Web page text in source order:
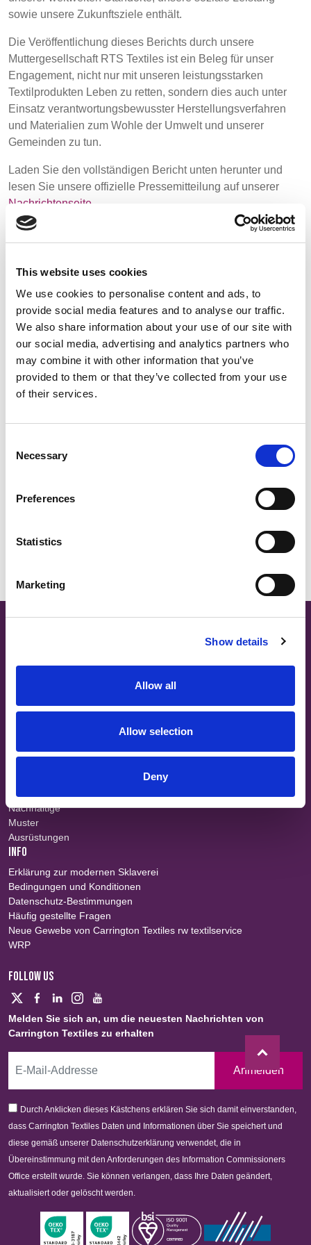
This website uses cookies
We use cookies to personalise content and ads, to
provide social media features and to analyse our traffic.
We also share information about your use of our site with
our social media, advertising and analytics partners who
may combine it with other information that you’ve
provided to them or that they’ve collected from your use
of their services.
Selection
Necessary
Preferences
Statistics
Marketing
Show details
Allow all
Allow selection
Deny
Veranstaltungen
Contact
Erweiterte Suche
Einloggen
Anmelden
(1)
SLOVAKIA
LATVIA
FINNLAND
FRANCE, ITALY,
MOROCCO,
PORTUGAL, SPAIN
& TUNISIA
AUSTRIA &
SWITZERLAND
SLOVENIA
BELGIUM,
DENMARK,
ICELAND,
UK, NORTHERN
IRELAND &
REPUBLIC OF
sowie unsere Zukunftsziele enthält.
Die Veröffentlichung dieses Berichts durch unsere
Muttergesellschaft RTS Textiles ist ein Beleg für unser
Engagement, nicht nur mit unseren leistungsstarken
Textilprodukten Leben zu retten, sondern dies auch unter
Einsatz verantwortungsbewusster Herstellungsverfahren
und Materialien zum Wohle der Umwelt und unserer
Gemeinden zu tun.
Laden Sie den vollständigen Bericht unten herunter und
lesen Sie unsere offizielle Pressemitteilung auf unserer
Nachrichtenseite
KLICKEN SIE UNTEN, UM DEN BERICHT
HERUNTERZULADEN
SITE MAP
Karriere
Kontakt
Arbeitskleidung
Waterproof
Nachhaltige
Muster
Ausrüstungen
INFO
Erklärung zur modernen Sklaverei
Bedingungen und Konditionen
Datenschutz-Bestimmungen
Häufig gestellte Fragen
Neue Gewebe von Carrington Textiles rw textilservice
WRP
FOLLOW US
Melden Sie sich an, um die neuesten Nachrichten von
Carrington Textiles zu erhalten
Anmelden
Durch Anklicken dieses Kästchens erklären Sie sich damit einverstanden,
dass Carrington Textiles Daten und Informationen über Sie speichert und
diese gemäß unserer Datenschutzerklärung verwendet, die in
Übereinstimmung mit den Anforderungen des Information Commissioners
Office erstellt wurde. Sie können verlangen, dass Ihre Daten geändert,
aktualisiert oder gelöscht werden.